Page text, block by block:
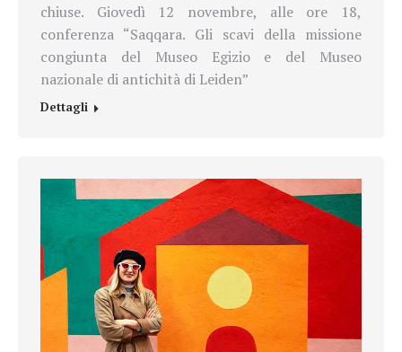
chiuse. Giovedì 12 novembre, alle ore 18,
conferenza “Saqqara. Gli scavi della missione
congiunta del Museo Egizio e del Museo
nazionale di antichità di Leiden”
Dettagli